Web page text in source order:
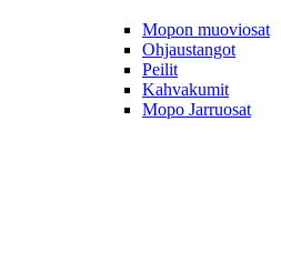
Mopon muoviosat
Ohjaustangot
Peilit
Kahvakumit
Mopo Jarruosat